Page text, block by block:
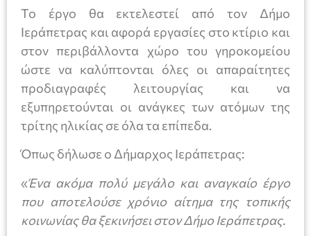
Το έργο θα εκτελεστεί από τον Δήμο
Ιεράπετρας και αφορά εργασίες στο κτίριο και
στον περιβάλλοντα χώρο του γηροκομείου
ώστε να καλύπτονται όλες οι απαραίτητες
προδιαγραφές λειτουργίας και να
εξυπηρετούνται οι ανάγκες των ατόμων της
τρίτης ηλικίας σε όλα τα επίπεδα.
Όπως δήλωσε ο Δήμαρχος Ιεράπετρας:
«Ένα ακόμα πολύ μεγάλο και αναγκαίο έργο
που αποτελούσε χρόνιο αίτημα της τοπικής
κοινωνίας θα ξεκινήσει στον Δήμο Ιεράπετρας.